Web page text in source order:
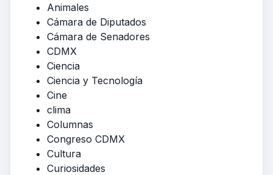
Animales
Cámara de Diputados
Cámara de Senadores
CDMX
Ciencia
Ciencia y Tecnología
Cine
clima
Columnas
Congreso CDMX
Cultura
Curiosidades